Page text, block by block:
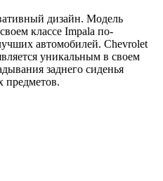
дизайн. Модель
классе Impala по-
автомобилей. Chevrolet
уникальным в своем
заднего сиденья
предметов.